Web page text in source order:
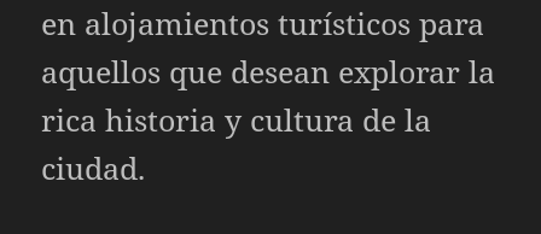
en alojamientos turísticos para
aquellos que desean explorar la
rica historia y cultura de la
ciudad.